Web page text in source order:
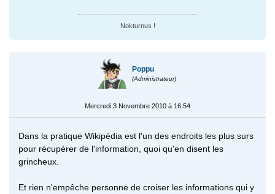
Nokturnus !
Poppu
(Administrateur)
Mercredi 3 Novembre 2010 à 16:54
Dans la pratique Wikipédia est l'un des endroits les plus surs
pour récupérer de l'information, quoi qu'en disent les
grincheux.
Et rien n'empêche personne de croiser les informations qui y